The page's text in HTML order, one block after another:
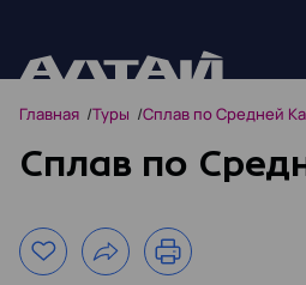
Главная Туры Сплав по Средней
Сплав по